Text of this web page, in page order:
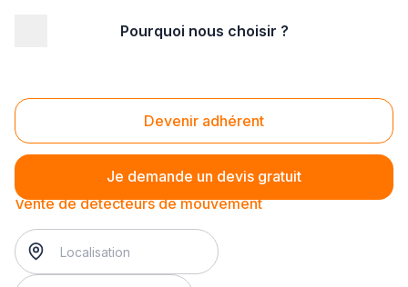
Pourquoi nous choisir ?
Devenir adhérent
Je demande un devis gratuit
Vente de détecteurs de mouvement
Vente de détecteurs de mouvement